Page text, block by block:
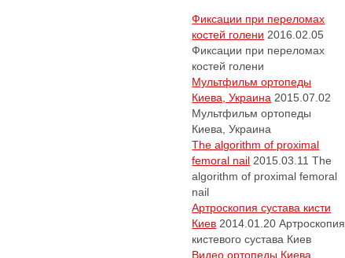
Фиксации при переломах
костей голени 2016.02.05
Фиксации при переломах
костей голени
Мультфильм ортопеды
Киева, Украина 2015.07.02
Мультфильм ортопеды
Киева, Украина
The algorithm of proximal
femoral nail 2015.03.11 The
algorithm of proximal femoral
nail
Артроскопия сустава кисти
Киев 2014.01.20 Артроскопия
кистевого сустава Киев
Видео ортопеды Киева,